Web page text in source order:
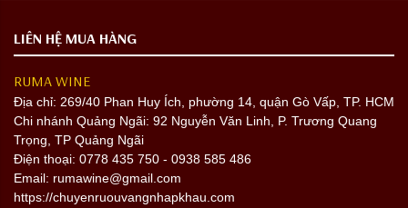
LIÊN HỆ MUA HÀNG
RUMA WINE
Địa chỉ: 269/40 Phan Huy Ích, phường 14, quận Gò Vấp, TP. HCM
Chi nhánh Quảng Ngãi: 92 Nguyễn Văn Linh, P. Trương Quang
Trọng, TP Quảng Ngãi
Điện thoại: 0778 435 750 - 0938 585 486
Email: rumawine@gmail.com
https://chuyenruouvangnhapkhau.com